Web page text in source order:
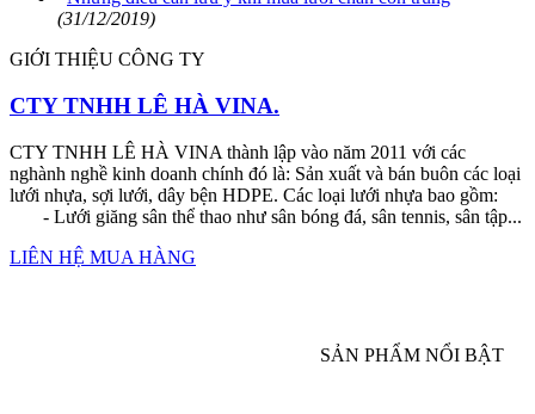
(31/12/2019)
GIỚI THIỆU CÔNG TY
CTY TNHH LÊ HÀ VINA.
CTY TNHH LÊ HÀ VINA thành lập vào năm 2011 với các
nghành nghề kinh doanh chính đó là: Sản xuất và bán buôn các loại
lưới nhựa, sợi lưới, dây bện HDPE. Các loại lưới nhựa bao gồm:
- Lưới giăng sân thể thao như sân bóng đá, sân tennis, sân tập...
LIÊN HỆ MUA HÀNG
SẢN PHẨM NỔI BẬT